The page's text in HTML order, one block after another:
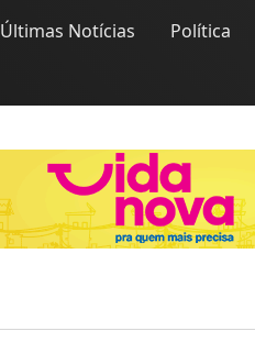
Últimas Notícias Política